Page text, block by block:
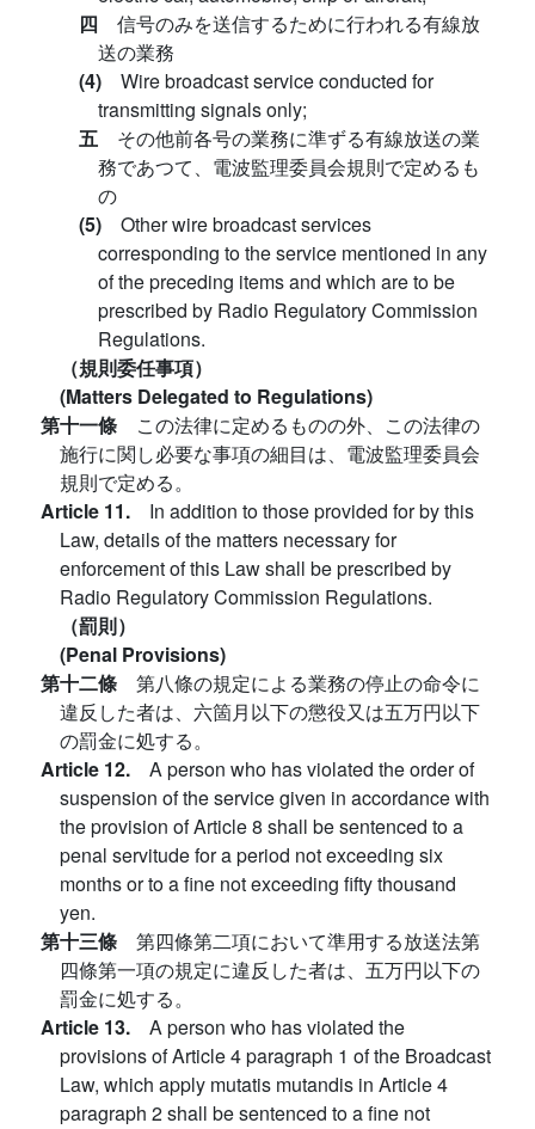
四 信号のみを送信するために行われる有線放
送の業務
(4) Wire broadcast service conducted for
transmitting signals only;
五 その他前各号の業務に準ずる有線放送の業
務であつて、電波監理委員会規則で定めるも
の
(5) Other wire broadcast services
corresponding to the service mentioned in any
of the preceding items and which are to be
prescribed by Radio Regulatory Commission
Regulations.
（規則委任事項）
(Matters Delegated to Regulations)
第十一條 この法律に定めるものの外、この法律の
施行に関し必要な事項の細目は、電波監理委員会
規則で定める。
Article 11. In addition to those provided for by this
Law, details of the matters necessary for
enforcement of this Law shall be prescribed by
Radio Regulatory Commission Regulations.
（罰則）
(Penal Provisions)
第十二條 第八條の規定による業務の停止の命令に
違反した者は、六箇月以下の懲役又は五万円以下
の罰金に処する。
Article 12. A person who has violated the order of
suspension of the service given in accordance with
the provision of Article 8 shall be sentenced to a
penal servitude for a period not exceeding six
months or to a fine not exceeding fifty thousand
yen.
第十三條 第四條第二項において準用する放送法第
四條第一項の規定に違反した者は、五万円以下の
罰金に処する。
Article 13. A person who has violated the
provisions of Article 4 paragraph 1 of the Broadcast
Law, which apply mutatis mutandis in Article 4
paragraph 2 shall be sentenced to a fine not